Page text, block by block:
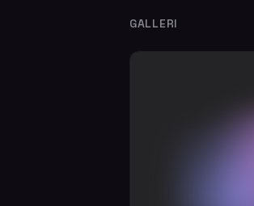
GALLERI